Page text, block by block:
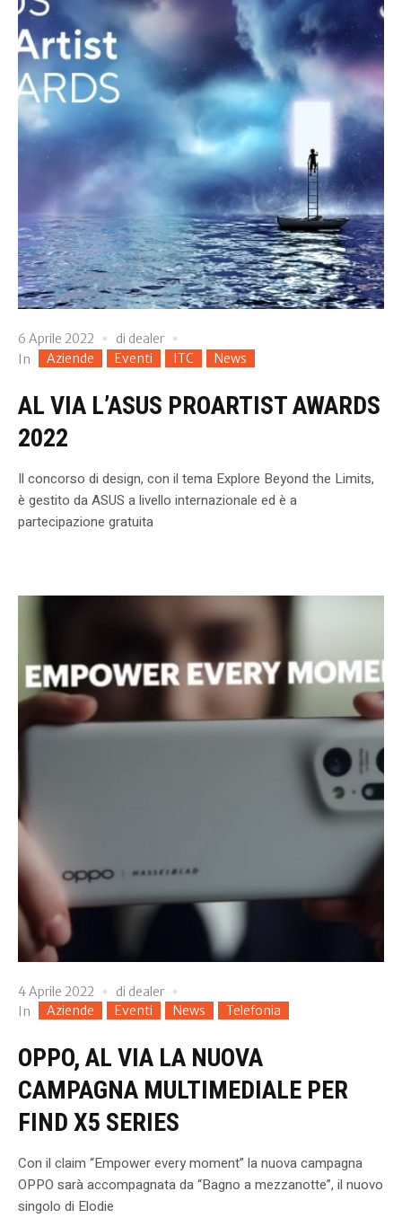
6 Aprile 2022 di dealer
In
Aziende Eventi ITC News
AL VIA L’ASUS PROARTIST AWARDS
2022
Il concorso di design, con il tema Explore Beyond the Limits,
è gestito da ASUS a livello internazionale ed è a
partecipazione gratuita
4 Aprile 2022 di dealer
In
Aziende Eventi News Telefonia
OPPO, AL VIA LA NUOVA
CAMPAGNA MULTIMEDIALE PER
FIND X5 SERIES
Con il claim “Empower every moment” la nuova campagna
OPPO sarà accompagnata da “Bagno a mezzanotte”, il nuovo
singolo di Elodie